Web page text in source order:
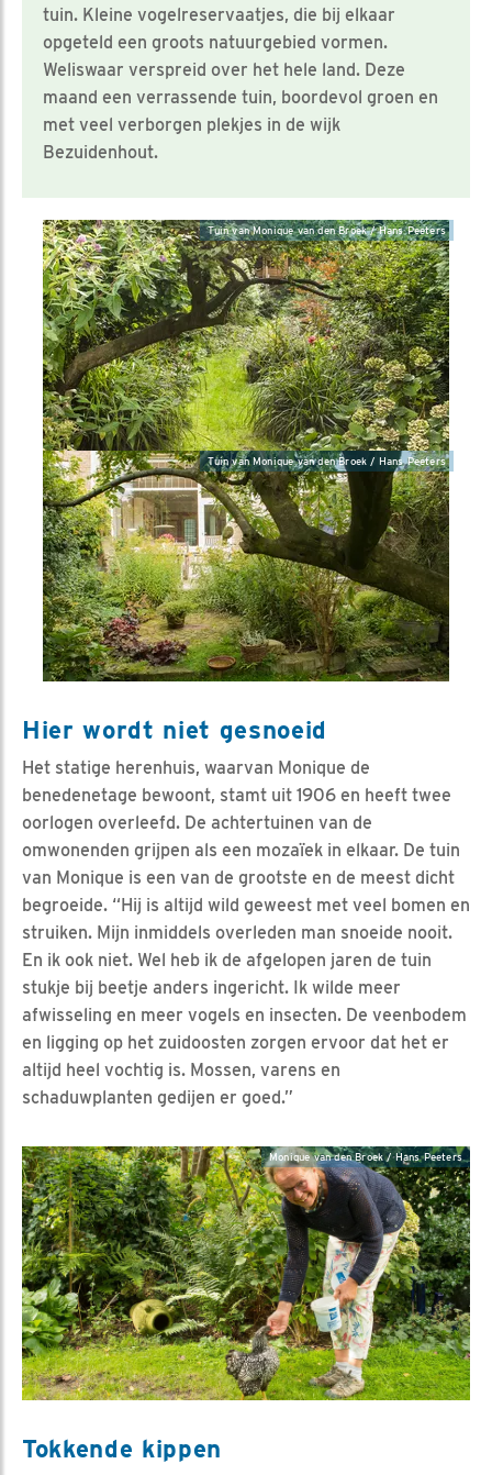
tuin. Kleine vogelreservaatjes, die bij elkaar
opgeteld een groots natuurgebied vormen.
Weliswaar verspreid over het hele land. Deze
maand een verrassende tuin, boordevol groen en
met veel verborgen plekjes in de wijk
Bezuidenhout.
Tuin van Monique van den Broek / Hans Peeters
Tuin van Monique van den Broek / Hans Peeters
Hier wordt niet gesnoeid
Het statige herenhuis, waarvan Monique de
benedenetage bewoont, stamt uit 1906 en heeft twee
oorlogen overleefd. De achtertuinen van de
omwonenden grijpen als een mozaïek in elkaar. De tuin
van Monique is een van de grootste en de meest dicht
begroeide. “Hij is altijd wild geweest met veel bomen en
struiken. Mijn inmiddels overleden man snoeide nooit.
En ik ook niet. Wel heb ik de afgelopen jaren de tuin
stukje bij beetje anders ingericht. Ik wilde meer
afwisseling en meer vogels en insecten. De veenbodem
en ligging op het zuidoosten zorgen ervoor dat het er
altijd heel vochtig is. Mossen, varens en
schaduwplanten gedijen er goed.”
Monique van den Broek / Hans Peeters
Tokkende kippen